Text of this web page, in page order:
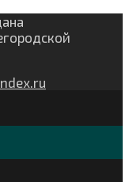
navigation